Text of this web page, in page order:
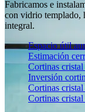
Fabricamos e
con vidrio templado,
integral.
Espacio útil
Estimación
Cortinas
Inversión
Cortinas
Cortinas